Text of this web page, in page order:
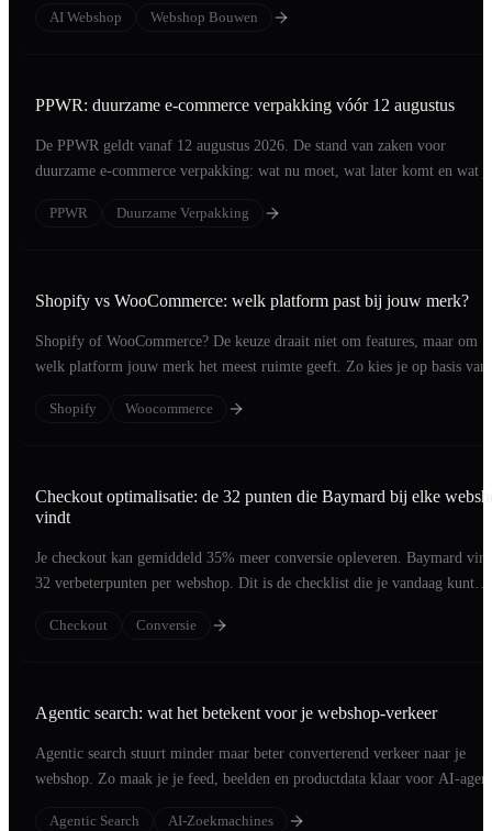
AI Webshop Webshop Bouwen
PPWR: duurzame e-commerce verpakking vóór 12 augustus
De PPWR geldt vanaf 12 augustus 2026. De stand van zaken voor
duurzame e-commerce verpakking: wat nu moet, wat later komt en wat
PPWR
Duurzame Verpakking
Shopify vs WooCommerce: welk platform past bij jouw merk?
Shopify of WooCommerce? De keuze draait niet om features, maar om
welk platform jouw merk het meest ruimte geeft. Zo kies je op basis van
Shopify
Woocommerce
Checkout optimalisatie: de 32 punten die Baymard bij elke
vindt
Je checkout kan gemiddeld 35% meer conversie opleveren. Baymard
32 verbeterpunten per webshop. Dit is de checklist die je vandaag kunt
Checkout
Conversie
Agentic search: wat het betekent voor je webshop-verkeer
Agentic search stuurt minder maar beter converterend verkeer naar je
webshop. Zo maak je je feed, beelden en productdata klaar voor AI-
Agentic Search AI-Zoekmachines